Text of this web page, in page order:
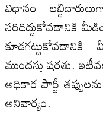
విధానం
సరిదిద్దుకోవడానికి
ముందస్తు షరతు.
అధికార పార్టీ
అనివార్యం.